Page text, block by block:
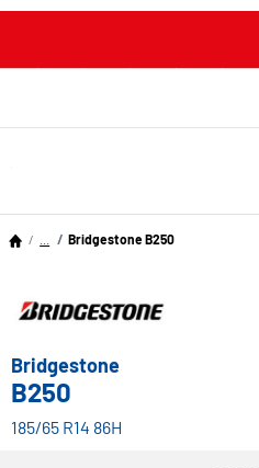
Bridgestone B250
Bridgestone
B250
185/65 R14 86H